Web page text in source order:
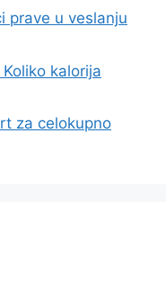
prave u veslanju
kalorija
za celokupno